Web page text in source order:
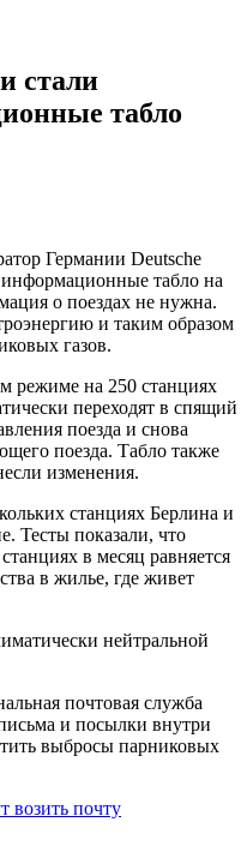
стали
табло
Германии Deutsche
табло на
о поездах не нужна.
и таким образом
газов.
режиме на 250 станциях
переходят в спящий
поезда и снова
поезда. Табло также
изменения.
станциях Берлина и
Тесты показали, что
в месяц равняется
в жилье, где живет
нейтральной
почтовая служба
и посылки внутри
выбросы парниковых
возить почту